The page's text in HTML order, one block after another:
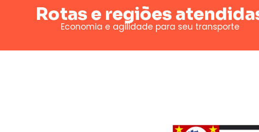
Rotas e regiões
Economia e agilidade para seu transporte